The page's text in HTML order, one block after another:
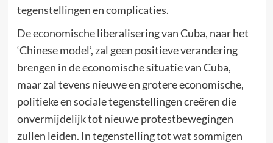
tegenstellingen en complicaties.
De economische liberalisering van Cuba, naar het
‘Chinese model’, zal geen positieve verandering
brengen in de economische situatie van Cuba,
maar zal tevens nieuwe en grotere economische,
politieke en sociale tegenstellingen creëren die
onvermijdelijk tot nieuwe protestbewegingen
zullen leiden. In tegenstelling tot wat sommigen